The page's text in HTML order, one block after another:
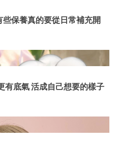
些保養真的要從日常補充開
有底氣 活成自己想要的樣子